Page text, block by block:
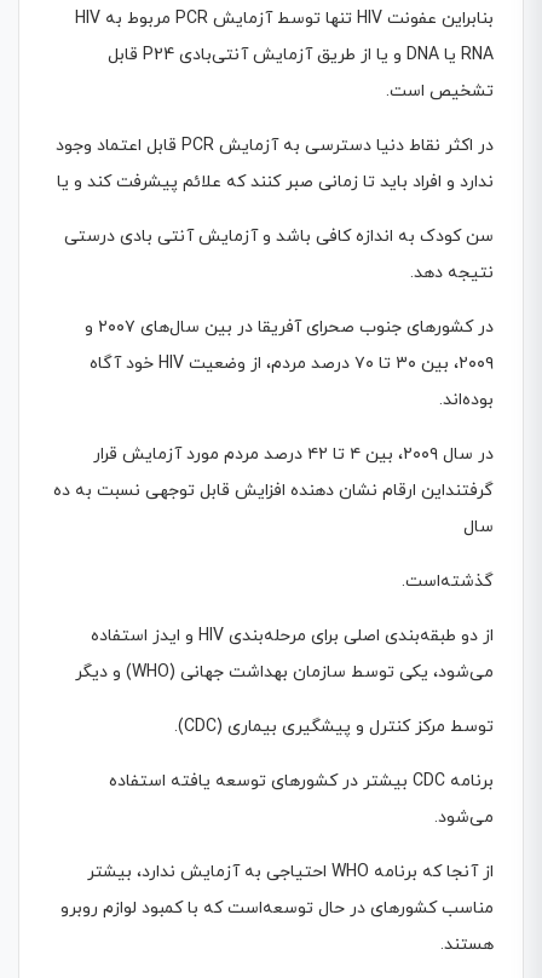
بنابراین عفونت HIV تنها توسط آزمایش PCR مربوط به HIV
RNA یا DNA و یا از طریق آزمایش آنتی‌بادی P24 قابل
تشخیص است.
در اکثر نقاط دنیا دسترسی به آزمایش PCR قابل اعتماد وجود
ندارد و افراد باید تا زمانی صبر کنند که علائم پیشرفت کند و یا
سن کودک به اندازه کافی باشد و آزمایش آنتی بادی درستی
نتیجه دهد.
در کشورهای جنوب صحرای آفریقا در بین سال‌های ۲۰۰۷ و
۲۰۰۹، بین ۳۰ تا ۷۰ درصد مردم، از وضعیت HIV خود آگاه
بوده‌اند.
در سال ۲۰۰۹، بین ۴ تا ۴۲ درصد مردم مورد آزمایش قرار
گرفتنداین ارقام نشان دهنده افزایش قابل توجهی نسبت به ده
سال
گذشته‌است.
از دو طبقه‌بندی اصلی برای مرحله‌بندی HIV و ایدز استفاده
می‌شود، یکی توسط سازمان بهداشت جهانی (WHO) و دیگر
توسط مرکز کنترل و پیشگیری بیماری (CDC).
برنامه CDC بیشتر در کشورهای توسعه ‌یافته استفاده
می‌شود.
از آنجا که برنامه WHO احتیاجی به آزمایش ندارد، بیشتر
مناسب کشورهای در حال توسعه‌است که با کمبود لوازم روبرو
هستند.